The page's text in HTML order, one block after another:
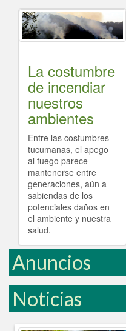
La costumbre
de incendiar
nuestros
ambientes
Entre las costumbres
tucumanas, el apego
al fuego parece
mantenerse entre
generaciones, aún a
sabiendas de los
potenciales daños en
el ambiente y nuestra
salud.
Anuncios
Noticias